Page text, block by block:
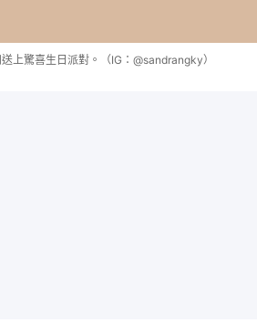
上驚喜生日派對。（IG：@sandrangky）